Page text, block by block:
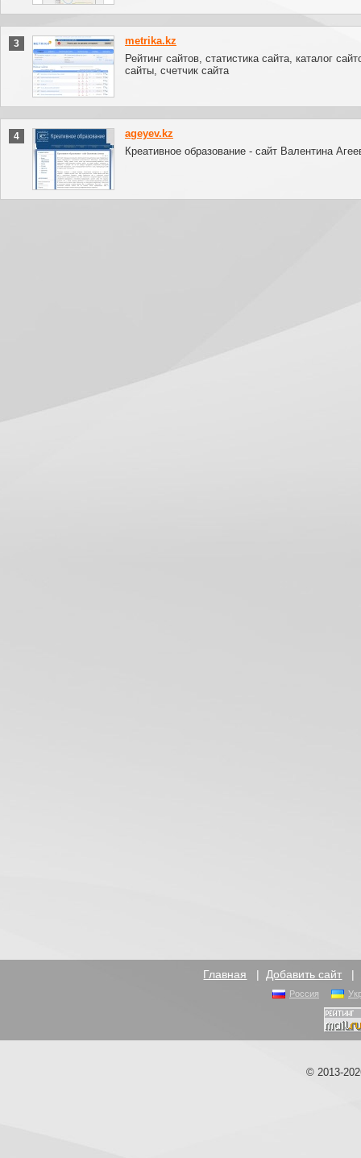
3
metrika.kz
Рейтинг сайтов, статистика сайта, каталог
сайты, счетчик сайта
4
ageyev.kz
Креативное образование - сайт Валентина
Главная | Добавить сайт |
Россия
© 2013-